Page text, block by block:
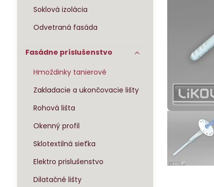
Soklová izolácia
Odvetraná fasáda
Fasádne príslušenstvo
Hmoždinky tanierové
Zakladacie a ukončovacie lišty
Rohová lišta
Okenný profil
Sklotextilná sieťka
Elektro prislušenstvo
Dilatačné lišty